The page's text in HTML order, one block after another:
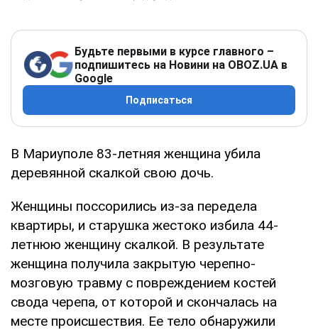
Будьте первыми в курсе главного –
подпишитесь на Новини на OBOZ.UA в
Google
Подписаться
В Мариуполе 83-летняя женщина убила
деревянной скалкой свою дочь.
Женщины поссорились из-за передела
квартиры, и старушка жестоко избила 44-
летнюю женщину скалкой. В результате
женщина получила закрытую черепно-
мозговую травму с повреждением костей
свода черепа, от которой и скончалась на
месте происшествия. Ее тело обнаружили